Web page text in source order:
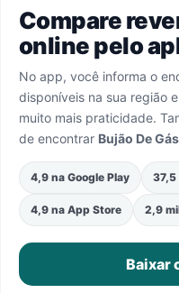
Compare
online pelo
No app, você informa o
disponíveis na sua região
muito mais praticidade.
de encontrar Bujão De Gás
4,9 na Google Play 37,5
4,9 na App Store 2,9
Baixar